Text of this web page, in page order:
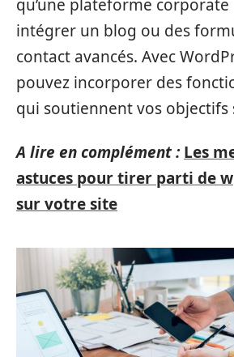
qu’une plateforme
intégrer un blog ou des
contact avancés. Avec
pouvez incorporer des
qui soutiennent vos objectifs
A lire en complément : Les
astuces pour tirer parti de
sur votre site